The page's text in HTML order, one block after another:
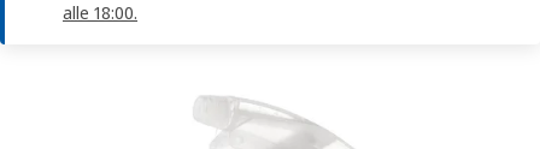
alle 18:00.